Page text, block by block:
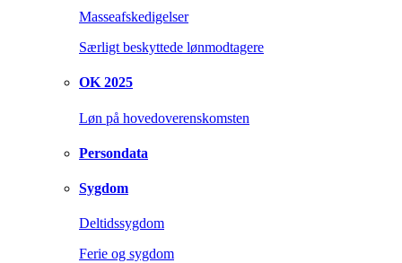
Masseafskedigelser
Særligt beskyttede lønmodtagere
OK 2025
Løn på hovedoverenskomsten
Persondata
Sygdom
Deltidssygdom
Ferie og sygdom